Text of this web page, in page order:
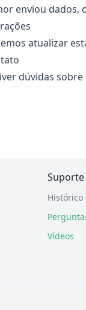
enviou dados,
atualizar
dúvidas
Suporte
Histórico
Vídeos